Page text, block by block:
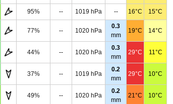
95% -- 1019 hPa -- 16°C 15°C
77% -- 1020 hPa
0.3
mm
19°C 14°C
44% -- 1020 hPa
0.3
mm
29°C 11°C
37% -- 1019 hPa
0.2
mm
29°C 10°C
49% -- 1020 hPa
0.2
mm
21°C 10°C